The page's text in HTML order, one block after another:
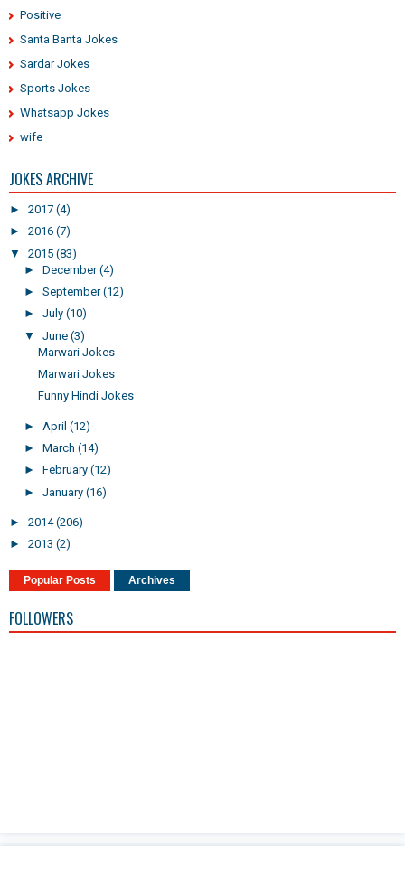
Positive
Santa Banta Jokes
Sardar Jokes
Sports Jokes
Whatsapp Jokes
wife
JOKES ARCHIVE
► 2017 (4)
► 2016 (7)
▼ 2015 (83)
► December(4)
► September(12)
► July (10)
▼ June (3)
Marwari Jokes
Marwari Jokes
Funny Hindi Jokes
► April (12)
► March (14)
► February (12)
► January (16)
► 2014(206)
► 2013 (2)
Popular Posts Archives
FOLLOWERS